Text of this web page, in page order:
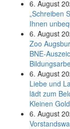
6. August
„Schreiben
Ihnen
6. August
Zoo
BNE-
6. August
Liebe und
lädt zum
Kleinen
6. August